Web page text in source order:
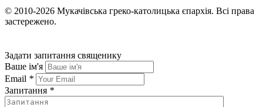
© 2010-2026 Мукачівська греко-католицька єпархія. Всі права
застережено.
Задати запитання священику
Ваше ім'я
Email *
Запитання *